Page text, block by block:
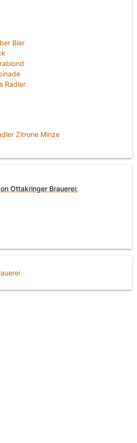
Bier
Radler
Zitrone Minze
Ottakringer Brauerei: